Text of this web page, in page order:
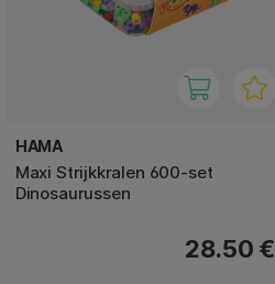
HAMA
Maxi Strijkkralen 600-set
Dinosaurussen
28.50 €